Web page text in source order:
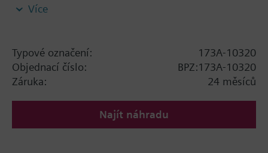
fan coil units, unit conditioners, radiation and
brass ball and brass stem, and an operating handle
that can manually operate the valve in the event of
power failure.
Více
Typové označení:
173A-10320
Objednací číslo:
BPZ:173A-10320
Záruka:
24 měsíců
Najít náhradu